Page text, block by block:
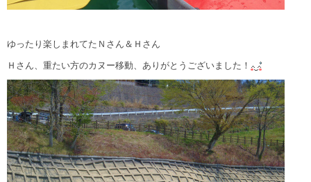
ゆったり楽しまれてたＮさん＆Ｈさん
Ｈさん、重たい方のカヌー移動、ありがとうございました！